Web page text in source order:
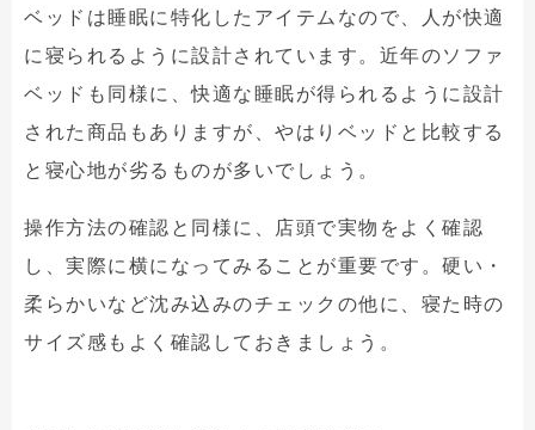
ベッドは睡眠に特化したアイテムなので、人が快適
に寝られるように設計されています。近年のソファ
ベッドも同様に、快適な睡眠が得られるように設計
された商品もありますが、やはりベッドと比較する
と寝心地が劣るものが多いでしょう。
操作方法の確認と同様に、店頭で実物をよく確認
し、実際に横になってみることが重要です。硬い・
柔らかいなど沈み込みのチェックの他に、寝た時の
サイズ感もよく確認しておきましょう。